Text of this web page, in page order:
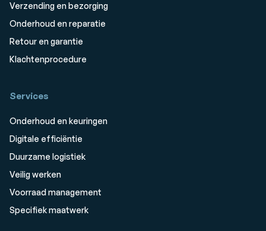
Verzending en bezorging
Onderhoud en reparatie
Retour en garantie
Klachtenprocedure
Services
Onderhoud en keuringen
Digitale efficiëntie
Duurzame logistiek
Veilig werken
Voorraad management
Specifiek maatwerk